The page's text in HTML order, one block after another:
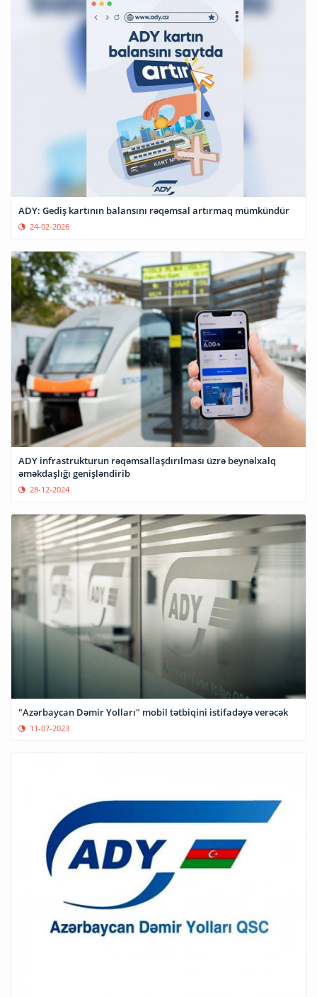
ADY: Gediş kartının balansını rəqəmsal artırmaq mümkündür
24-02-2026
ADY infrastrukturun rəqəmsallaşdırılması üzrə beynəlxalq
əməkdaşlığı genişləndirib
28-12-2024
"Azərbaycan Dəmir Yolları" mobil tətbiqini istifadəyə verəcək
11-07-2023